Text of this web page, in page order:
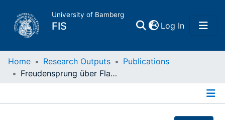
University of Bamberg
FIS Log In(current)
Home
Home Research Outputs
Publications
Freudensprung über Flammen : Was es mit dem Johannistag auf sich hat